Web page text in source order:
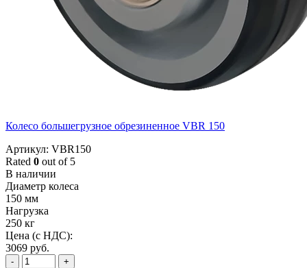
Колесо большегрузное обрезиненное VBR 150
Артикул: VBR150
Rated 0 out of 5
В наличии
Диаметр колеса
150 мм
Нагрузка
250 кг
Цена (с НДС):
3069 руб.
- +